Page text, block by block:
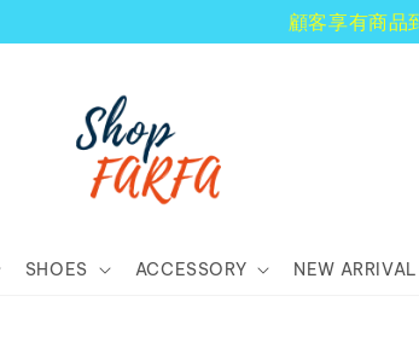
SHOES ACCESSORY NEW ARRIVAL